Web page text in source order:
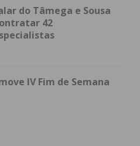
do Tâmega e Sousa
42
IV Fim de Semana